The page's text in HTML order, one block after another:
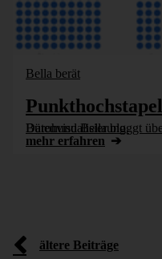
Bella berät
Punkthochstapel
Bürohund Bella bloggt über das Punkthochstapeln in der Datenvisualisierung.
mehr erfahren
ältere Beiträge